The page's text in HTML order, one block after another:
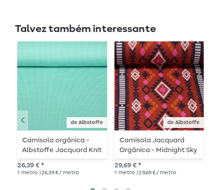
Talvez também interessante
de Albstoffe
Camisola orgânica -
Albstoffe Jacquard Knit
Malha Turquesa
26,39 € *
1 metro | 26,39 € / metro
de Albstoffe
Camisola Jacquard
Orgânica - Midnight Sky
Rust
29,69 € *
1 metro | 29,69 € / metro